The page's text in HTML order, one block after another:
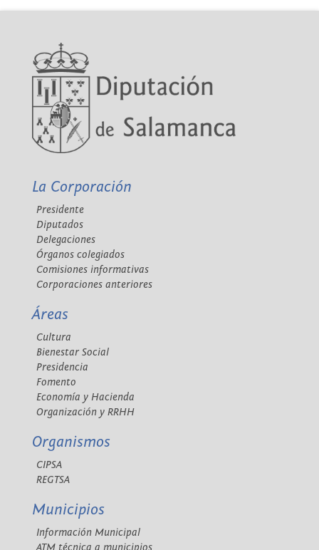
La Corporación
Presidente
Diputados
Delegaciones
Órganos colegiados
Comisiones informativas
Corporaciones anteriores
Áreas
Cultura
Bienestar Social
Presidencia
Fomento
Economía y Hacienda
Organización y RRHH
Organismos
CIPSA
REGTSA
Municipios
Información Municipal
ATM técnica a municipios